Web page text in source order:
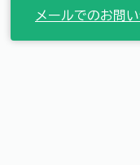
メールでのお問